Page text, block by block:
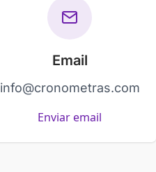
Email
info@cronometras.com
Enviar email